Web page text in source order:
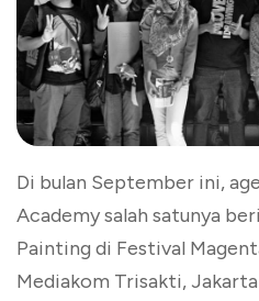
Di bulan September ini,
Academy salah satunya
Painting di Festival
Mediakom Trisakti,